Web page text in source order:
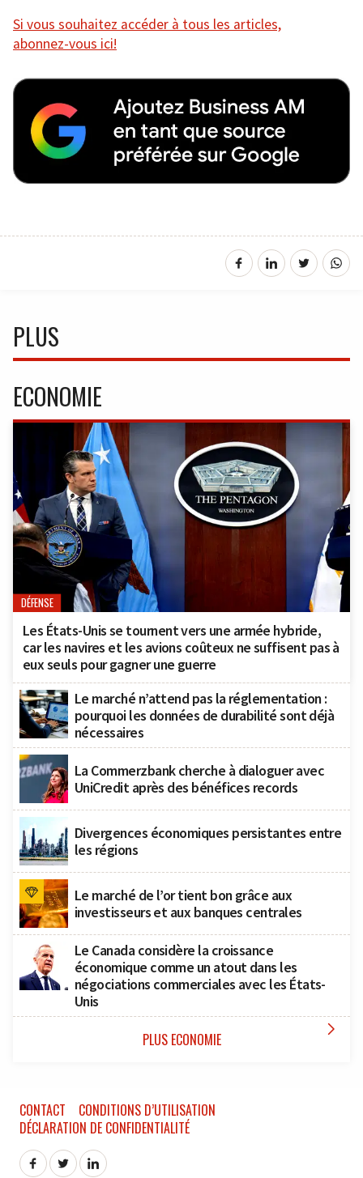
Si vous souhaitez accéder à tous les articles,
abonnez-vous ici!
PLUS
ECONOMIE
DÉFENSE
Les États-Unis se tournent vers une armée hybride,
car les navires et les avions coûteux ne suffisent pas à
eux seuls pour gagner une guerre
Le marché n’attend pas la réglementation :
pourquoi les données de durabilité sont déjà
nécessaires
La Commerzbank cherche à dialoguer avec
UniCredit après des bénéfices records
Divergences économiques persistantes entre
les régions
Le marché de l’or tient bon grâce aux
investisseurs et aux banques centrales
Le Canada considère la croissance
économique comme un atout dans les
négociations commerciales avec les États-
Unis
PLUS ECONOMIE 
CONTACT
CONDITIONS D’UTILISATION
DÉCLARATION DE CONFIDENTIALITÉ